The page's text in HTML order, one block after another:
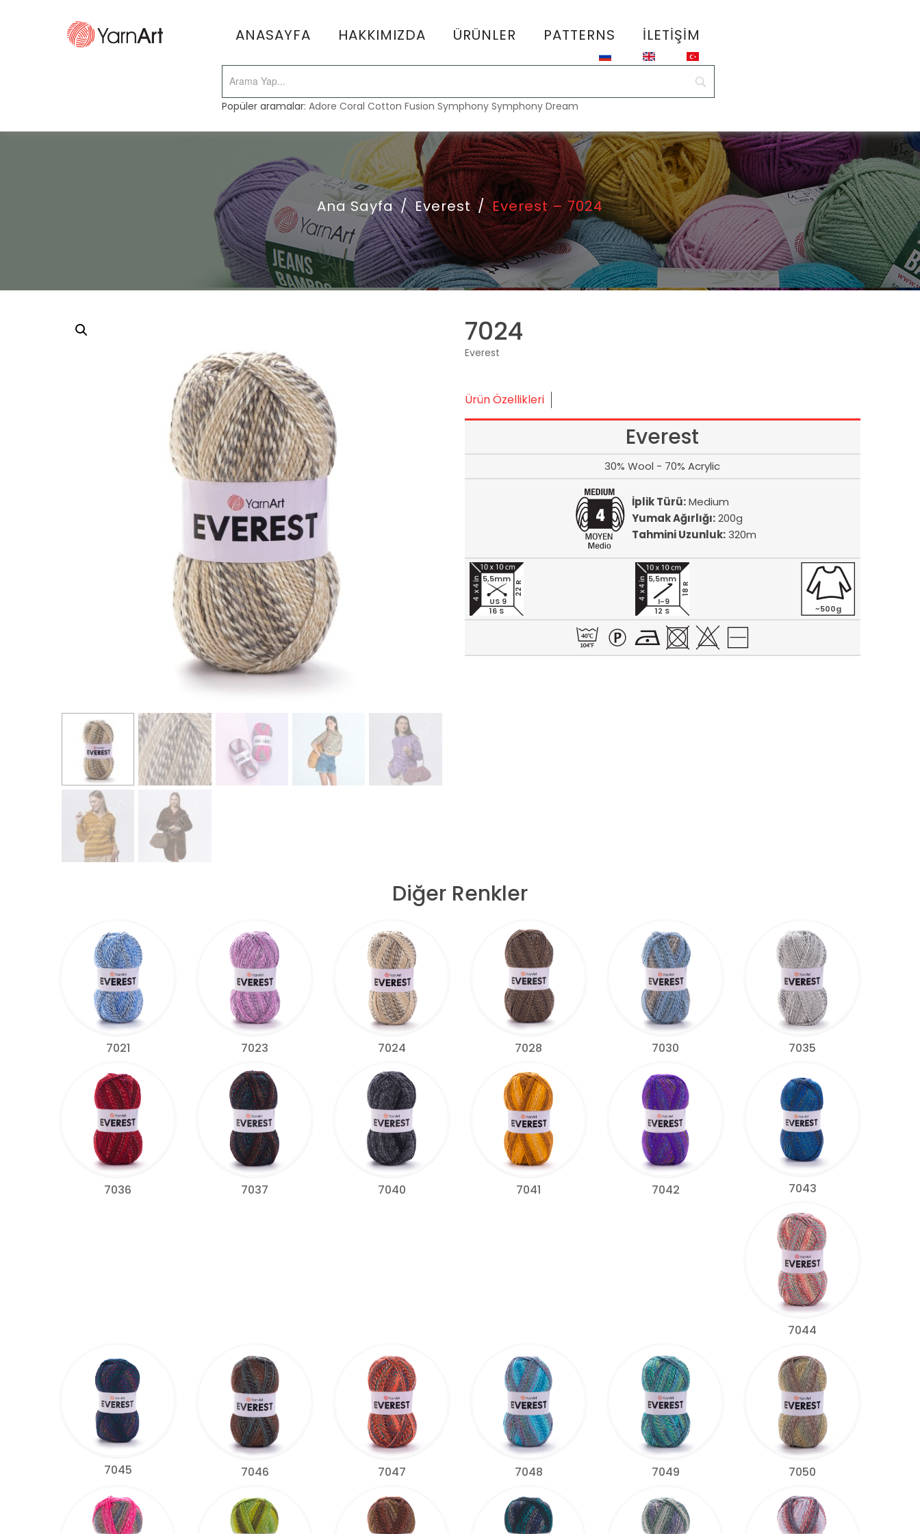
ANASAYFA HAKKIMIZDA ÜRÜNLER PATTERNS İLETIŞIM
Popüler aramalar:Adore Coral Cotton Fusion Symphony Symphony Dream
Ana Sayfa / Everest / Everest – 7024
7024
Everest
Ürün Özellikleri
Everest
30% Wool - 70% Acrylic
İplik Türü:Medium
Yumak Ağırlığı:200g
Tahmini Uzunluk:320m
16 S
22 R
5,5mm
US 9
12 S
18 R
5,5mm
I-9
~500g
Diğer Renkler
7021 7023 7024 7028 7030 7035
7036 7037 7040 7041 7042 7043
7044
7045 7046 7047 7048 7049 7050